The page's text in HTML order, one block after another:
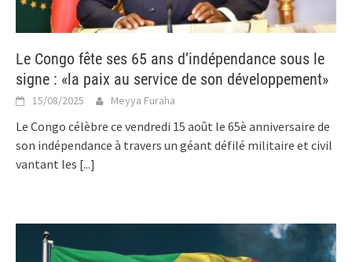
Le Congo fête ses 65 ans d’indépendance sous le
signe : «la paix au service de son développement»
15/08/2025 Meyya Furaha
Le Congo célèbre ce vendredi 15 août le 65è anniversaire de
son indépendance à travers un géant défilé militaire et civil
vantant les [...]